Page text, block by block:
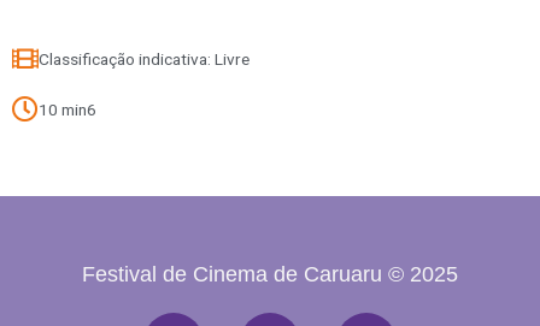
Classificação indicativa: Livre
10 min6
Festival de Cinema de Caruaru © 2025